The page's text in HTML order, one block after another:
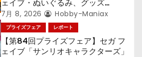
ェイブ・ぬいぐるみ、グッズ
『LiSA』『ミニオン』『おさるの
ジョージ』『ポケットモンスター』
7月 8, 2026 Hobby-Maniax
プライズフェア レポート
【第84回プライズフェア】セガ フ
ェイブ「サンリオキャラクターズ」